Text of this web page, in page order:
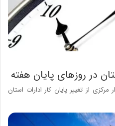
در روزهای پایان هفته
از تغییر پایان کار ادارات استان